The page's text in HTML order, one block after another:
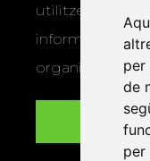
per
de
per
utilitzem les
informació
organitza la